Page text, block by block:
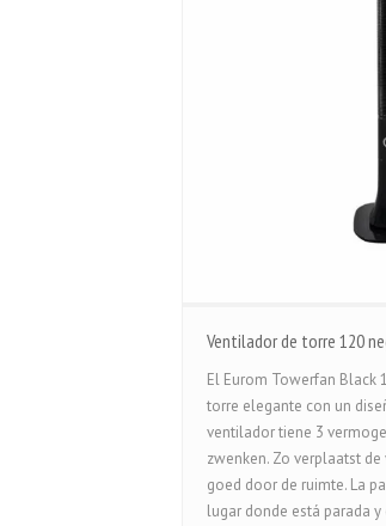
Ventilador de torre 120
El Eurom Towerfan Black
torre elegante con un
ventilador tiene 3
zwenken. Zo verplaatst
goed door de ruimte. La
lugar donde está parada